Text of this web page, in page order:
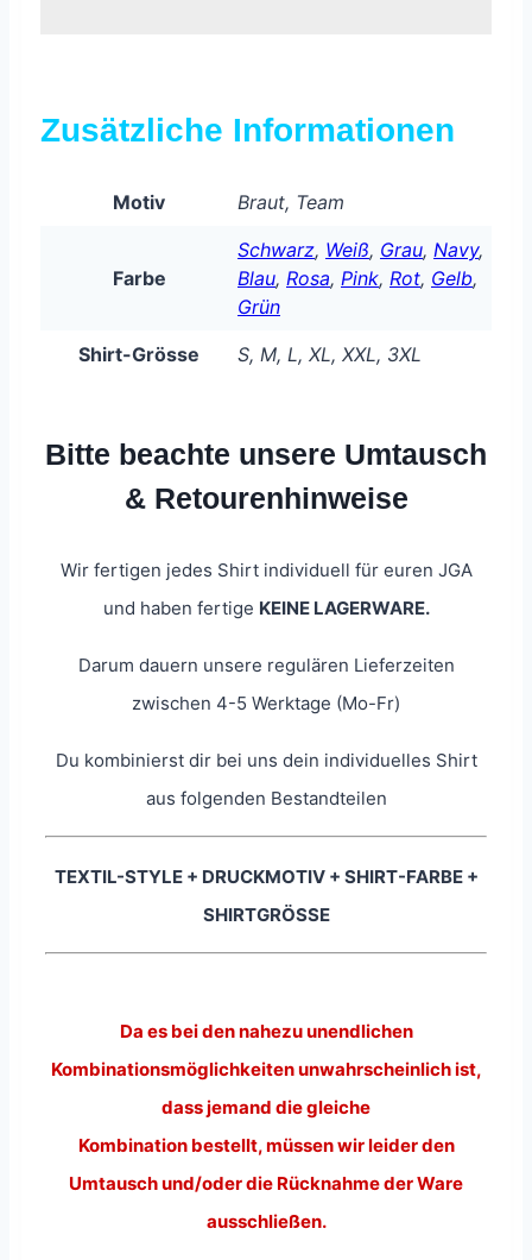
Zusätzliche Informationen
Motiv Braut, Team
Farbe
Schwarz, Weiß, Grau, Navy,
Blau, Rosa, Pink, Rot, Gelb,
Grün
Shirt-Grösse
S, M, L, XL, XXL, 3XL
Bitte beachte unsere Umtausch
& Retourenhinweise
Wir fertigen jedes Shirt individuell für euren JGA
und haben fertige KEINE LAGERWARE.
Darum dauern unsere regulären Lieferzeiten
zwischen 4-5 Werktage (Mo-Fr)
Du kombinierst dir bei uns dein individuelles Shirt
aus folgenden Bestandteilen
TEXTIL-STYLE + DRUCKMOTIV + SHIRT-FARBE +
SHIRTGRÖSSE
Da es bei den nahezu unendlichen
Kombinationsmöglichkeiten unwahrscheinlich ist,
dass jemand die gleiche
Kombination bestellt, müssen wir leider den
Umtausch und/oder die Rücknahme der Ware
ausschließen.